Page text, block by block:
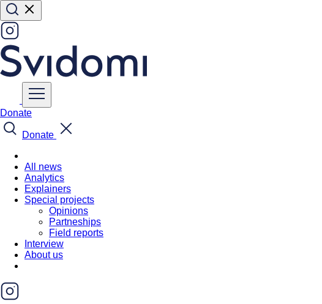
Donate
Donate
All news
Analytics
Explainers
Special projects
Opinions
Partneships
Field reports
Interview
About us